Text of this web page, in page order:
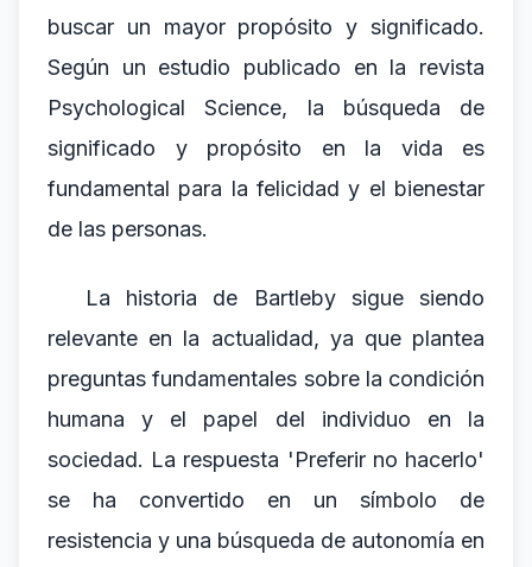
buscar un mayor propósito y significado.
Según un estudio publicado en la revista
Psychological Science, la búsqueda de
significado y propósito en la vida es
fundamental para la felicidad y el bienestar
de las personas.
La historia de Bartleby sigue siendo
relevante en la actualidad, ya que plantea
preguntas fundamentales sobre la condición
humana y el papel del individuo en la
sociedad. La respuesta 'Preferir no hacerlo'
se ha convertido en un símbolo de
resistencia y una búsqueda de autonomía en